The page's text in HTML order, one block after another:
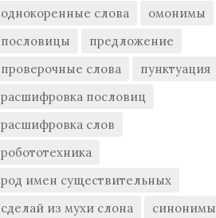
однокоренные слова
омонимы
пословицы
предложение
проверочные слова
пунктуация
расшифровка пословиц
расшифровка слов
робототехника
род имен существительных
сделай из мухи слона
синонимы